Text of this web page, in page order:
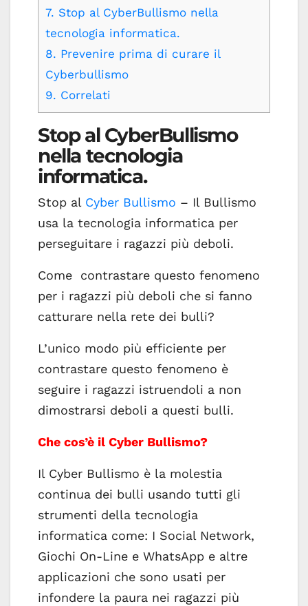
7. Stop al CyberBullismo nella
tecnologia informatica.
8. Prevenire prima di curare il
Cyberbullismo
9. Correlati
Stop al CyberBullismo
nella tecnologia
informatica.
Stop al Cyber Bullismo – Il Bullismo
usa la tecnologia informatica per
perseguitare i ragazzi più deboli.
Come contrastare questo fenomeno
per i ragazzi più deboli che si fanno
catturare nella rete dei bulli?
L’unico modo più efficiente per
contrastare questo fenomeno è
seguire i ragazzi istruendoli a non
dimostrarsi deboli a questi bulli.
Che cos’è il Cyber Bullismo?
Il Cyber Bullismo è la molestia
continua dei bulli usando tutti gli
strumenti della tecnologia
informatica come: I Social Network,
Giochi On-Line e WhatsApp e altre
applicazioni che sono usati per
infondere la paura nei ragazzi più